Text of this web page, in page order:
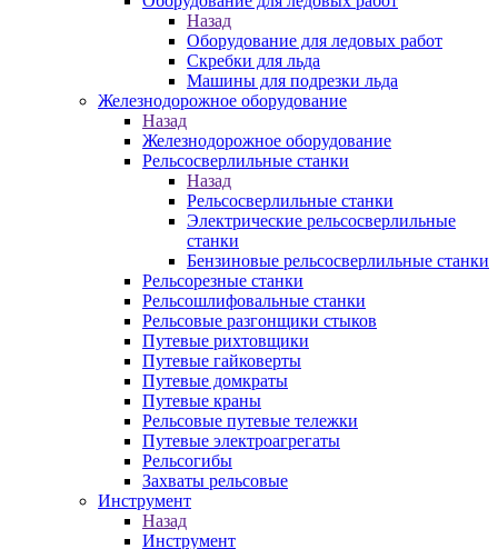
Назад
Оборудование для ледовых работ
Скребки для льда
Машины для подрезки льда
Железнодорожное оборудование
Назад
Железнодорожное оборудование
Рельсосверлильные станки
Назад
Рельсосверлильные станки
Электрические рельсосверлильные
станки
Бензиновые рельсосверлильные станки
Рельсорезные станки
Рельсошлифовальные станки
Рельсовые разгонщики стыков
Путевые рихтовщики
Путевые гайковерты
Путевые домкраты
Путевые краны
Рельсовые путевые тележки
Путевые электроагрегаты
Рельсогибы
Захваты рельсовые
Инструмент
Назад
Инструмент